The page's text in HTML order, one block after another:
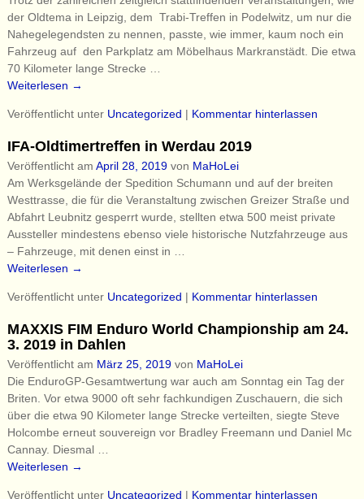
der Oldtema in Leipzig, dem Trabi-Treffen in Podelwitz, um nur die
Nahegelegendsten zu nennen, passte, wie immer, kaum noch ein
Fahrzeug auf den Parkplatz am Möbelhaus Markranstädt. Die etwa
70 Kilometer lange Strecke …
Weiterlesen →
Veröffentlicht unter Uncategorized | Kommentar hinterlassen
IFA-Oldtimertreffen in Werdau 2019
Veröffentlicht am April 28, 2019 von MaHoLei
Am Werksgelände der Spedition Schumann und auf der breiten
Westtrasse, die für die Veranstaltung zwischen Greizer Straße und
Abfahrt Leubnitz gesperrt wurde, stellten etwa 500 meist private
Aussteller mindestens ebenso viele historische Nutzfahrzeuge aus
– Fahrzeuge, mit denen einst in
Weiterlesen →
Veröffentlicht unter Uncategorized | Kommentar hinterlassen
MAXXIS FIM Enduro World Championship am 24.
3. 2019 in Dahlen
Veröffentlicht am März 25, 2019 von MaHoLei
Die EnduroGP-Gesamtwertung war auch am Sonntag ein Tag der
Briten. Vor etwa 9000 oft sehr fachkundigen Zuschauern, die sich
über die etwa 90 Kilometer lange Strecke verteilten, siegte Steve
Holcombe erneut souvereign vor Bradley Freemann und Daniel Mc
Cannay. Diesmal
Weiterlesen →
Veröffentlicht unter Uncategorized | Kommentar hinterlassen